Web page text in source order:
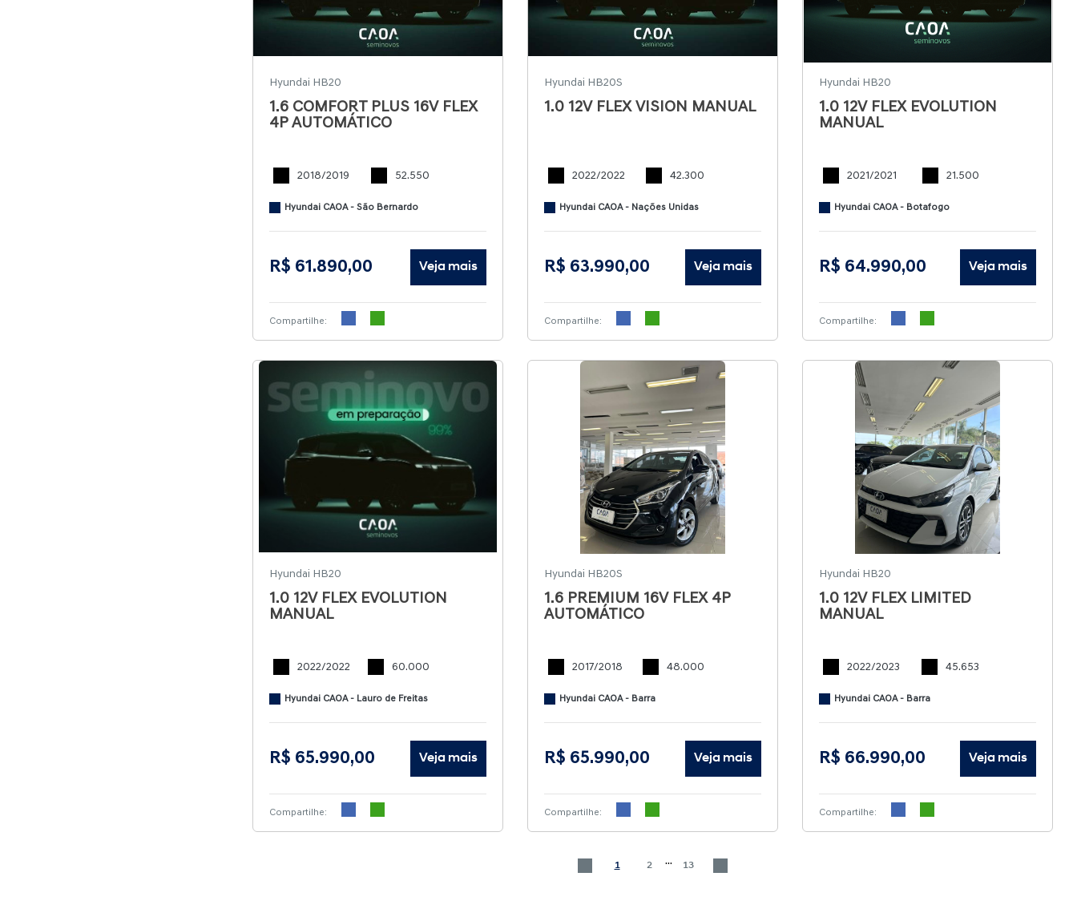
Hyundai HB20
1.6 COMFORT PLUS 16V FLEX
4P AUTOMÁTICO
2018/2019 52.550
Hyundai CAOA - São Bernardo
R$ 61.890,00 Veja mais
Compartilhe:
Hyundai HB20S
1.0 12V FLEX VISION MANUAL
2022/2022 42.300
Hyundai CAOA - Nações Unidas
R$ 63.990,00 Veja mais
Compartilhe:
Hyundai HB20
1.0 12V FLEX EVOLUTION
MANUAL
2021/2021 21.500
Hyundai CAOA - Botafogo
R$ 64.990,00 Veja mais
Compartilhe:
Hyundai HB20
1.0 12V FLEX EVOLUTION
MANUAL
2022/2022 60.000
Hyundai CAOA - Lauro de Freitas
R$ 65.990,00 Veja mais
Compartilhe:
Hyundai HB20S
1.6 PREMIUM 16V FLEX 4P
AUTOMÁTICO
2017/2018 48.000
Hyundai CAOA - Barra
R$ 65.990,00 Veja mais
Compartilhe:
Hyundai HB20
1.0 12V FLEX LIMITED
MANUAL
2022/2023 45.653
Hyundai CAOA - Barra
R$ 66.990,00 Veja mais
Compartilhe:
1 2 ... 13